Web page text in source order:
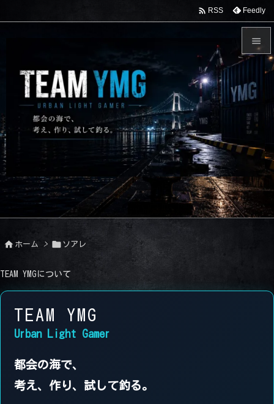


サイド



検索
 RSS Feedly
 ホーム >  ソアレ
TEAM YMGについて
TEAM YMG
Urban Light Gamer
都会の海で、
考え、作り、試して釣る。